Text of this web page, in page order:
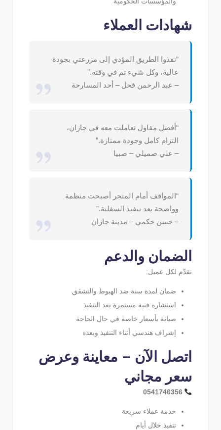
شهادات العملاء
“نفذوا الطريق المؤدي إلى مزرعتي بجودة
عالية، وكل شيء تم في وقته.”
– عبد الرحمن قحل – أحد المسارحة
“أفضل مقاول تعاملت معه في جازان،
التزام كامل وجودة ممتازة.”
– علي صميلي – صبيا
“المواقف أمام المتجر أصبحت منظمة
وواضحة بعد تنفيذ السفلتة.”
– حسن حكمي – مدينة جازان
الضمان والدعم
نقدّم لكل عميل:
ضمان لمدة سنة ضد الهبوط والتشقق
استشارة فنية مستمرة بعد التنفيذ
صيانة بأسعار خاصة في حال الحاجة
إشراف هندسي أثناء التنفيذ وبعده
اتصل الآن – معاينة وعرض
سعر مجاني
0541746356
خدمة عملاء سريعة
تنفيذ خلال أيام